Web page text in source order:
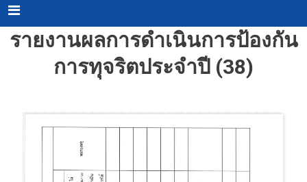
Menu
รายงานผลการดำเนินการป้องกัน
การทุจริตประจำปี (38)